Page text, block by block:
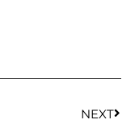
NEXT